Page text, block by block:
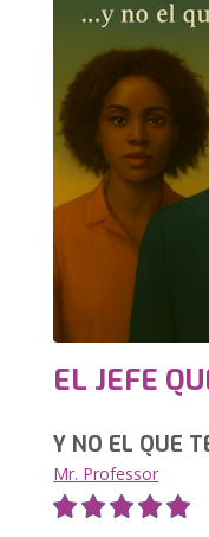
EL JEFE
Y NO EL QUE
Mr. Professor